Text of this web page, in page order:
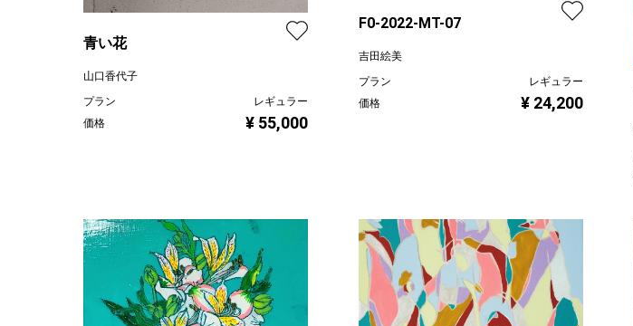
青い花
山口香代子
プラン
レギュラー
価格
¥ 55,000
F0-2022-MT-07
吉田絵美
プラン
レギュラー
価格
¥ 24,200